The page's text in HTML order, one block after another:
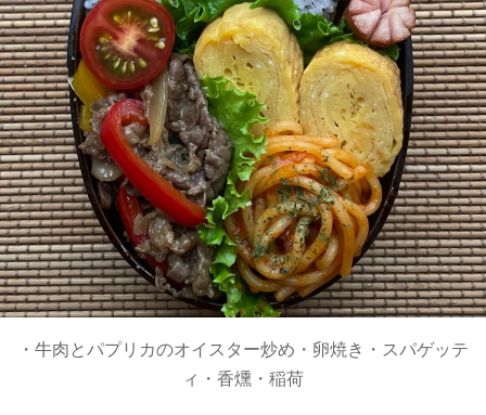
・牛肉とパプリカのオイスター炒め・卵焼き・スパゲッテ
ィ・香燻・稲荷